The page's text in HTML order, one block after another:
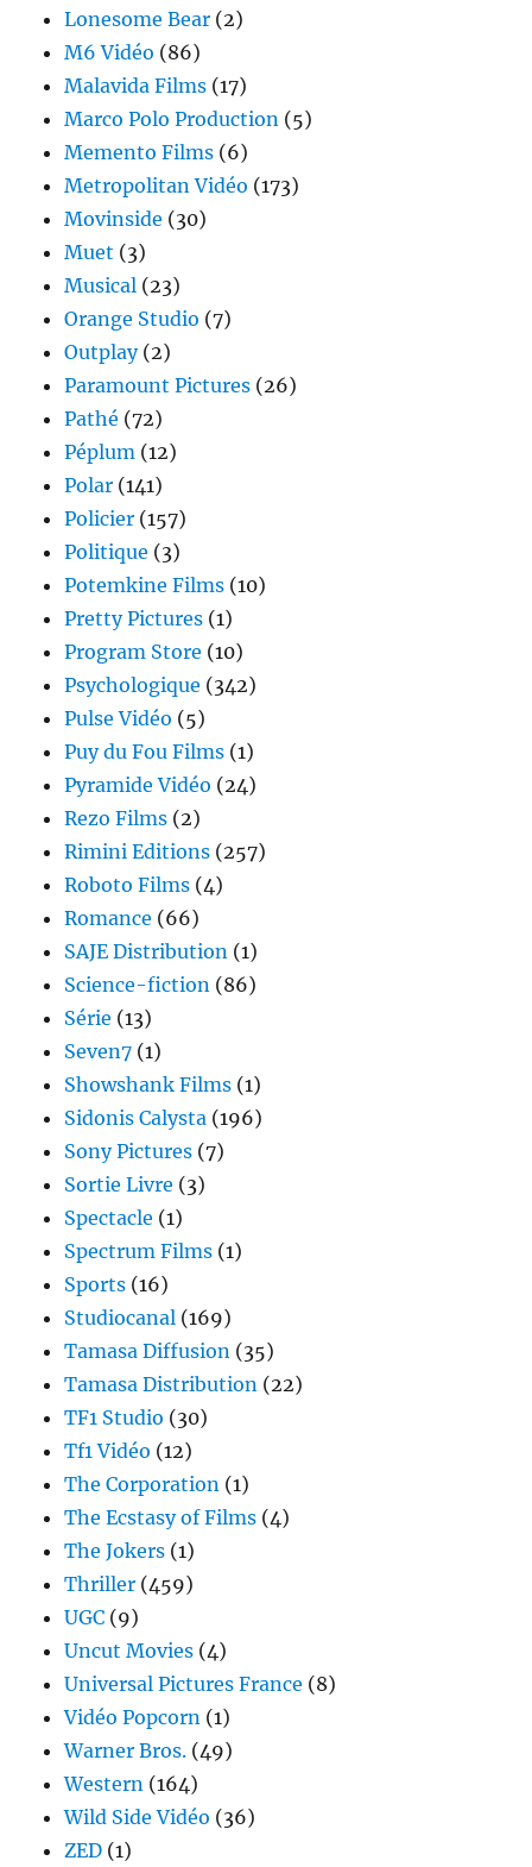
Lonesome Bear (2)
M6 Vidéo (86)
Malavida Films (17)
Marco Polo Production (5)
Memento Films (6)
Metropolitan Vidéo (173)
Movinside (30)
Muet (3)
Musical (23)
Orange Studio (7)
Outplay(2)
Paramount Pictures (26)
Pathé (72)
Péplum (12)
Polar (141)
Policier (157)
Politique (3)
Potemkine Films (10)
Pretty Pictures (1)
Program Store (10)
Psychologique (342)
Pulse Vidéo (5)
Puy du Fou Films (1)
Pyramide Vidéo (24)
Rezo Films (2)
Rimini Editions (257)
Roboto Films (4)
Romance (66)
SAJE Distribution (1)
Science-fiction (86)
Série (13)
Seven7 (1)
Showshank Films (1)
Sidonis Calysta (196)
Sony Pictures (7)
Sortie Livre (3)
Spectacle (1)
Spectrum Films (1)
Sports (16)
Studiocanal (169)
Tamasa Diffusion (35)
Tamasa Distribution (22)
TF1 Studio (30)
Tf1 Vidéo (12)
The Corporation (1)
The Ecstasy of Films (4)
The Jokers (1)
Thriller (459)
UGC (9)
Uncut Movies (4)
Universal Pictures France (8)
Vidéo Popcorn (1)
Warner Bros. (49)
Western (164)
Wild Side Vidéo (36)
ZED (1)